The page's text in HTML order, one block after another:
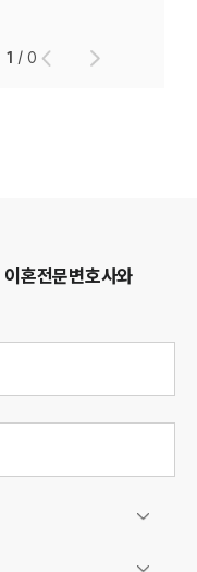
1 /0
이혼전문변호사와